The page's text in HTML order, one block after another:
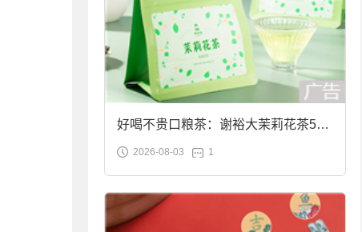
好喝不贵口粮茶：谢裕大茉莉花茶50g
袋装9.9元到手
2026-08-03 1